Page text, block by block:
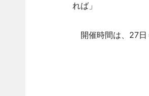
れば」
開催時間は、27日